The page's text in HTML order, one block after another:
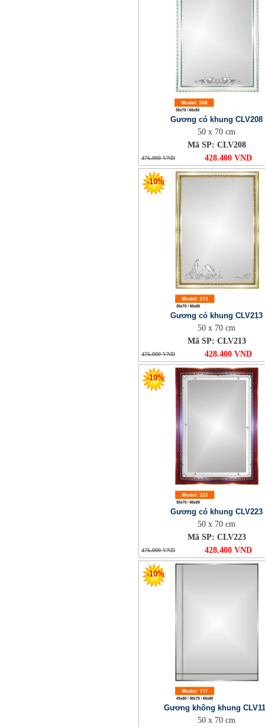
Gương có khung CLV208
50 x 70 cm
Mã SP: CLV208
476.000 VND 428.400 VND
-10%
Gương có khung CLV213
50 x 70 cm
Mã SP: CLV213
476.000 VND 428.400 VND
-10%
Gương có khung CLV223
50 x 70 cm
Mã SP: CLV223
476.000 VND 428.400 VND
-10%
Gương không khung
50 x 70 cm